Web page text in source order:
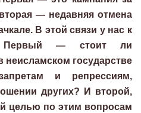
— недавняя отмена
В этой связи у нас к
Первый — стоит ли
государстве
и репрессиям,
других? И второй,
целью по этим вопросам